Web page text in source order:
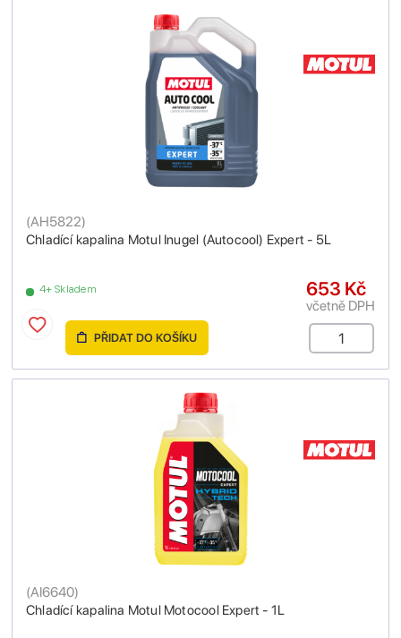
Chladící kapalina Motul Inugel (Autocool) Expert - 5L
(AH5822)
4+ Skladem 653 Kč
včetně DPH
PŘIDAT DO KOŠÍKU
Chladící kapalina Motul Motocool Expert - 1L
(AI6640)